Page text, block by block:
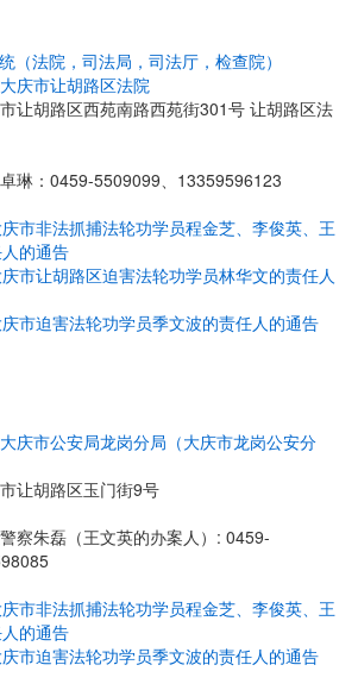
（法院，司法局，司法厅，检查院）
庆市让胡路区法院
让胡路区西苑南路西苑街301号 让胡路区法
琳：0459-5509099、13359596123
市非法抓捕法轮功学员程金芝、李俊英、王
的通告
市让胡路区迫害法轮功学员林华文的责任人
市迫害法轮功学员季文波的责任人的通告
庆市公安局龙岗分局（大庆市龙岗公安分
让胡路区玉门街9号
察朱磊（王文英的办案人）: 0459-
市非法抓捕法轮功学员程金芝、李俊英、王
的通告
市迫害法轮功学员季文波的责任人的通告